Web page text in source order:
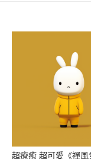
超療癒 超可愛《禪風